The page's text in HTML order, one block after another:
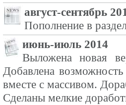
август-сентябрь
Пополнение в
июнь-июль 2014
Выложена новая
Добавлена
вместе с массивом.
Сделаны мелкие